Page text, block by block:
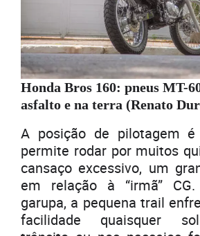
Honda Bros 160: pneus MT-
asfalto e na terra (Renato
A posição de pilotagem
permite rodar por muitos
cansaço excessivo, um
em relação à “irmã”
garupa, a pequena trail
facilidade quaisquer